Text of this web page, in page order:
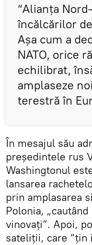
“Alianța
încălcărilor
Așa cum a
NATO, orice
echilibrat,
amplaseze
terestră în
În mesajul său
președintele rus
Washingtonul
lansarea
prin amplasarea
Polonia,
vinovați”. Apoi,
sateliții, care “țin